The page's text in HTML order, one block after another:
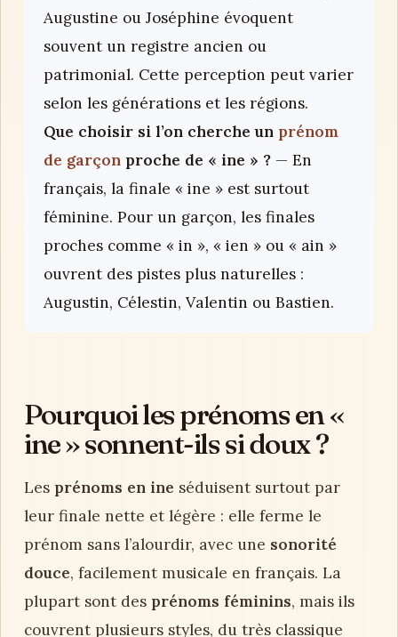
Augustine ou Joséphine évoquent
souvent un registre ancien ou
patrimonial. Cette perception peut varier
selon les générations et les régions.
Que choisir si l’on cherche un prénom
de garçon proche de « ine » ? — En
français, la finale « ine » est surtout
féminine. Pour un garçon, les finales
proches comme « in », « ien » ou « ain »
ouvrent des pistes plus naturelles :
Augustin, Célestin, Valentin ou Bastien.
Pourquoi les prénoms en «
ine » sonnent-ils si doux ?
Les prénoms en ine séduisent surtout par
leur finale nette et légère : elle ferme le
prénom sans l’alourdir, avec une sonorité
douce, facilement musicale en français. La
plupart sont des prénoms féminins, mais ils
couvrent plusieurs styles, du très classique